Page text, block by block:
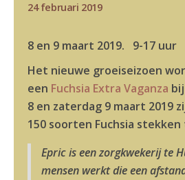
24 februari 2019
8 en 9 maart 2019. 9-17 uur
Het nieuwe groeiseizoen
een Fuchsia Extra Vaganza
8 en zaterdag 9 maart 2019
150 soorten Fuchsia stekken
Epric is een zorgkwekerij te
mensen werkt die een